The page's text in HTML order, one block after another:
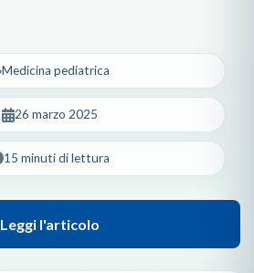
Medicina pediatrica
26 marzo 2025
15 minuti di lettura
Leggi l'articolo